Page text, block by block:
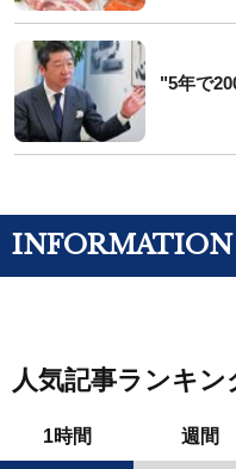
"5年で
INFORMATION
人気記事ランキン
1時間 週間